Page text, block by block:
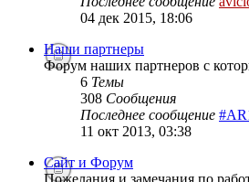
04 дек 2015, 18:06
Наши партнеры
Форум наших партнеров с
6 Темы
308 Сообщения
Последнее сообщение
11 окт 2013, 03:38
Сайт и Форум
Пожелания и замечания по